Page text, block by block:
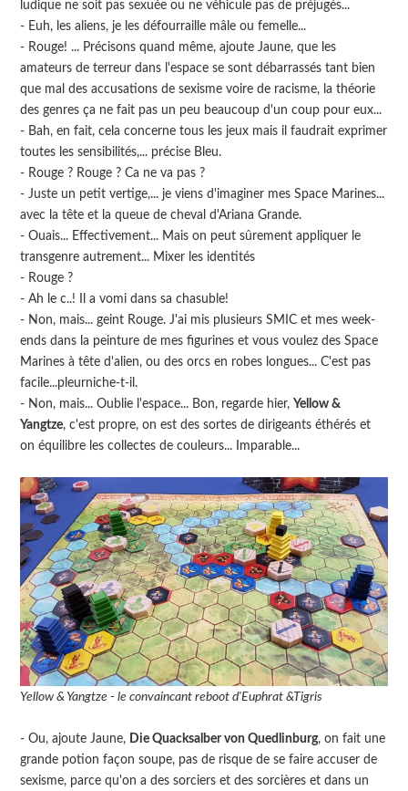
ludique ne soit pas sexuée ou ne véhicule pas de préjugés...
- Euh, les aliens, je les défourraille mâle ou femelle...
- Rouge! ... Précisons quand même, ajoute Jaune, que les
amateurs de terreur dans l'espace se sont débarrassés tant bien
que mal des accusations de sexisme voire de racisme, la théorie
des genres ça ne fait pas un peu beaucoup d'un coup pour eux...
- Bah, en fait, cela concerne tous les jeux mais il faudrait exprimer
toutes les sensibilités,... précise Bleu.
- Rouge ? Rouge ? Ca ne va pas ?
- Juste un petit vertige,... je viens d'imaginer mes Space Marines...
avec la tête et la queue de cheval d'Ariana Grande.
- Ouais... Effectivement... Mais on peut sûrement appliquer le
transgenre autrement... Mixer les identités
- Rouge ?
- Ah le c..! Il a vomi dans sa chasuble!
- Non, mais... geint Rouge. J'ai mis plusieurs SMIC et mes week-
ends dans la peinture de mes figurines et vous voulez des Space
Marines à tête d'alien, ou des orcs en robes longues... C'est pas
facile...pleurniche-t-il.
- Non, mais... Oublie l'espace... Bon, regarde hier,Yellow &
Yangtze, c'est propre, on est des sortes de dirigeants éthérés et
on équilibre les collectes de couleurs... Imparable...
Yellow & Yangtze - le convaincant reboot d'Euphrat &Tigris
- Ou, ajoute Jaune, Die Quacksalber von Quedlinburg, on fait une
grande potion façon soupe, pas de risque de se faire accuser de
sexisme, parce qu'on a des sorciers et des sorcières et dans un